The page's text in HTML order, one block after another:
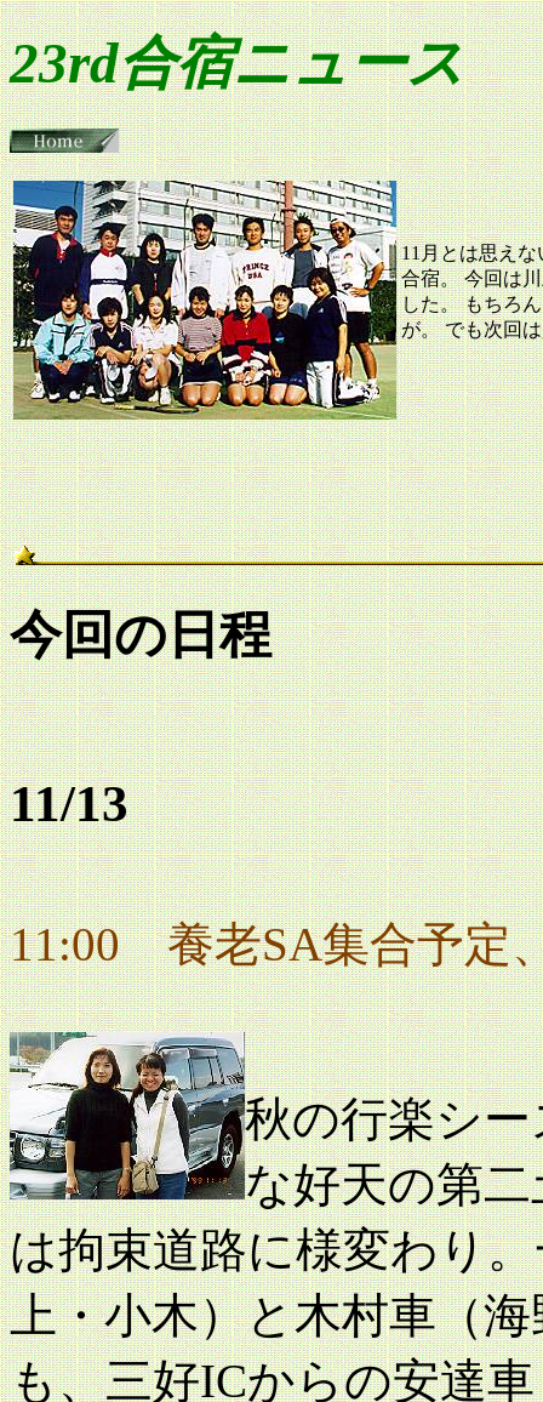
23rd合宿ニュース
11月とは思え
合宿。 今回は
した。 もちろ
が。 でも次回
今回の日程
11/13
11:00 養老SA集合予定
秋の行楽シ
な好天の第
は拘束道路に様変わり
上・小木）と木村車（
も、三好ICからの安達